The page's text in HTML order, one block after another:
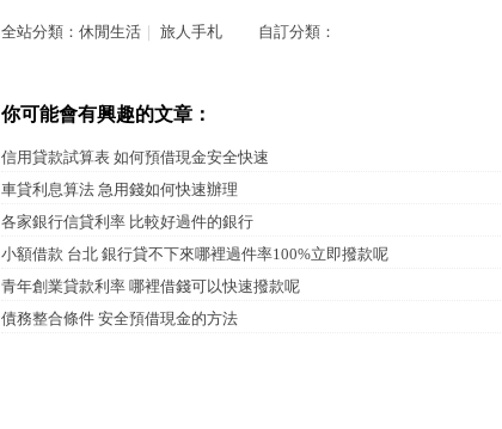
全站分類： 休閒生活 旅人手札 自訂分類：
你可能會有興趣的文章：
信用貸款試算表 如何預借現金安全快速
車貸利息算法 急用錢如何快速辦理
各家銀行信貸利率 比較好過件的銀行
小額借款 台北 銀行貸不下來哪裡過件率100%立即撥款呢
青年創業貸款利率 哪裡借錢可以快速撥款呢
債務整合條件 安全預借現金的方法